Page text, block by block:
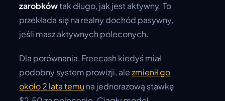
zarobkówtak długo, jak jest aktywny. To
przekłada się na realny dochód pasywny,
jeśli masz aktywnych poleconych.
Dla porównania, Freecash kiedyś miał
podobny system prowizji, alezmienił go
około 2 lata temu na jednorazową stawkę